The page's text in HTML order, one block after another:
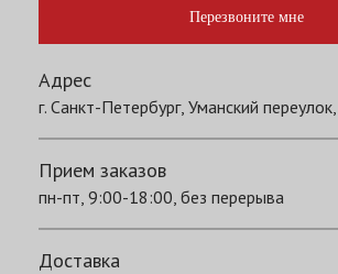
Перезвоните мне
Адрес
г. Санкт-Петербург, Уманский
Прием заказов
пн-пт, 9:00-18:00, без перерыва
Доставка